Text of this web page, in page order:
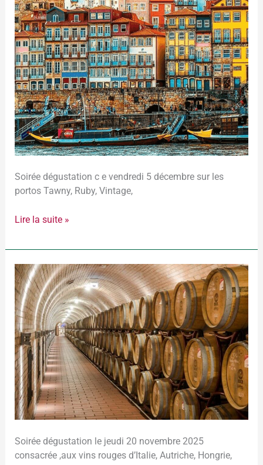
Soirée dégustation c e vendredi 5 décembre sur les
portos Tawny, Ruby, Vintage,
Lire la suite »
Soirée dégustation le jeudi 20 novembre 2025
consacrée ,aux vins rouges d’Italie, Autriche, Hongrie,
2025-
11-
20
–
Rouges
d’Europe